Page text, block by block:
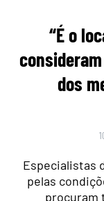
“É o
dos
Especialistas
pelas
procuram